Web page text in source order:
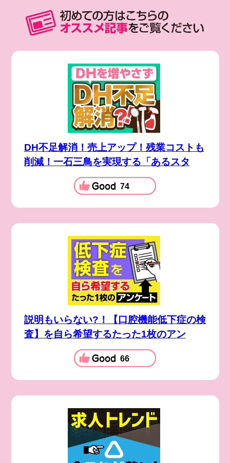
DH不足解消！売上アップ！残業コストも
削減！一石三鳥を実現する「あるスタ
74
説明もいらない?！【口腔機能低下症の検
査】を自ら希望するたった1枚のアン
66